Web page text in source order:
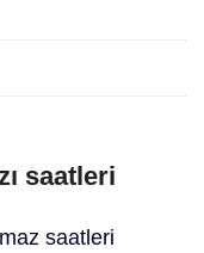
saatleri
saatleri